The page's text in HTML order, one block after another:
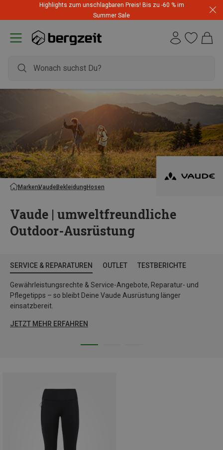
Highlights zum unschlagbaren Preis! Bis zu -60 % im
Summer Sale
MarkenVaudeBekleidungHosen
Vaude | umweltfreundliche
Outdoor-Ausrüstung
SERVICE & REPARATUREN OUTLET TESTBERICHTE
Gewährleistungsrechte & Service-Angebote, Reparatur- und
Pflegetipps – so bleibt Deine Vaude Ausrüstung länger
einsatzbereit.
JETZT MEHR ERFAHREN